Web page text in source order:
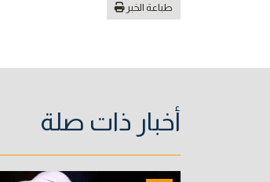
طباعة الخبر
أخبار ذات صلة